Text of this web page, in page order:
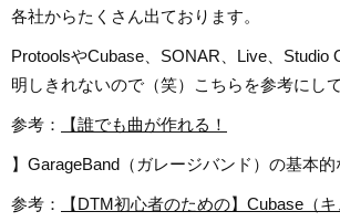
各社からたくさん出ております。
ProtoolsやCubase、SONAR、Live、Studio
明しきれないので（笑）こちらを参考にし
参考： 【誰でも曲が作れる！
】GarageBand（ガレージバンド）の基本
参考：
【DTM初心者のための】Cubase（